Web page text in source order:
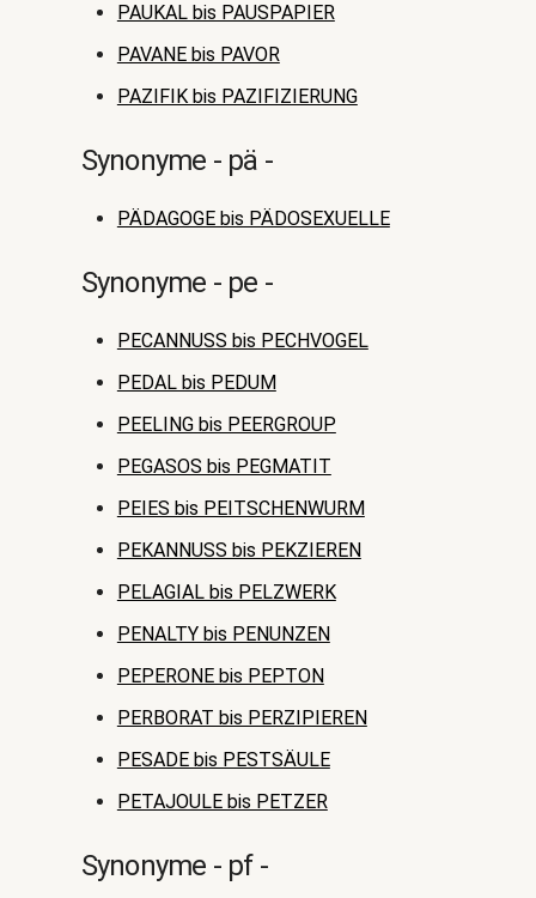
PAUKAL bis PAUSPAPIER
PAVANE bis PAVOR
PAZIFIK bis PAZIFIZIERUNG
Synonyme - pä -
PÄDAGOGE bis PÄDOSEXUELLE
Synonyme - pe -
PECANNUSS bis PECHVOGEL
PEDAL bis PEDUM
PEELING bis PEERGROUP
PEGASOS bis PEGMATIT
PEIES bis PEITSCHENWURM
PEKANNUSS bis PEKZIEREN
PELAGIAL bis PELZWERK
PENALTY bis PENUNZEN
PEPERONE bis PEPTON
PERBORAT bis PERZIPIEREN
PESADE bis PESTSÄULE
PETAJOULE bis PETZER
Synonyme - pf -